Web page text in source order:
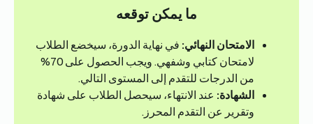
ما يمكن توقعه
الامتحان النهائي: في نهاية الدورة، سيخضع الطلاب
لامتحان كتابي وشفهي. ويجب الحصول على 70%
من الدرجات للتقدم إلى المستوى التالي.
الشهادة: عند الانتهاء، سيحصل الطلاب على شهادة
وتقرير عن التقدم المحرز.